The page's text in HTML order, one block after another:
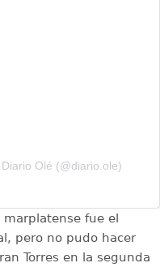
Olé (@diario.ole)
fue el
pero no pudo hacer
Torres en la segunda